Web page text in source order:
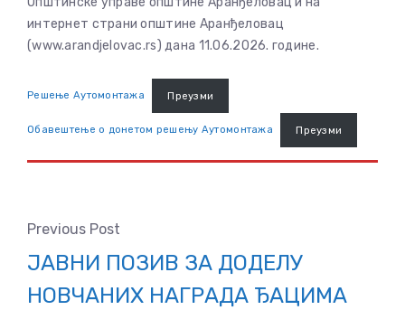
интернет страни општине Аранђеловац
(www.arandjelovac.rs) дана 11.06.2026. године.
Решење Аутомонтажа Преузми
Обавештење о донетом решењу Аутомонтажа Преузми
Previous Post
ЈАВНИ ПОЗИВ ЗА ДОДЕЛУ
НОВЧАНИХ НАГРАДА ЂАЦИМА